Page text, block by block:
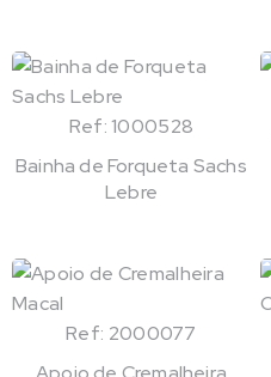
Ref: 1000528
Bainha de Forqueta Sachs
Lebre
Ref: 2000077